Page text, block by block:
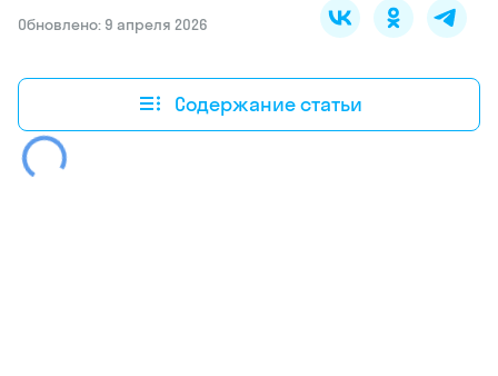
Обновлено: 9 апреля 2026
Содержание статьи